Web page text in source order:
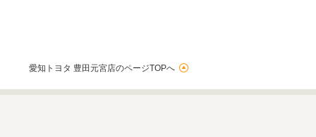
愛知トヨタ 豊田元宮店のページTOPへ